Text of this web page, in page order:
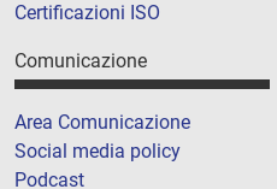
Certificazioni ISO
Comunicazione
Area Comunicazione
Social media policy
Podcast